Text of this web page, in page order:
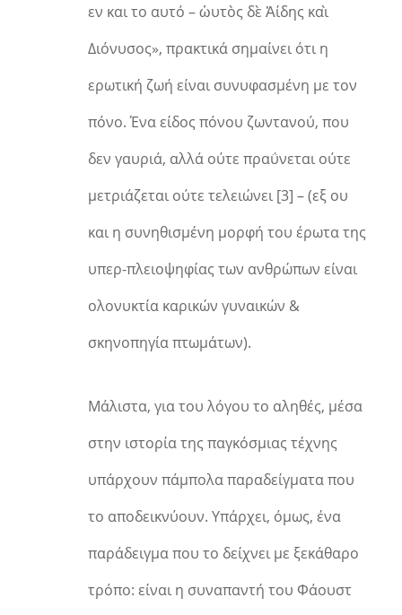
εν και το αυτό – ὡυτὸς δὲ Ἀίδης καὶ
Διόνυσος», πρακτικά σημαίνει ότι η
ερωτική ζωή είναι συνυφασμένη με τον
πόνο. Ένα είδος πόνου ζωντανού, που
δεν γαυριά, αλλά ούτε πραΰνεται ούτε
μετριάζεται ούτε τελειώνει [3] – (εξ ου
και η συνηθισμένη μορφή του έρωτα της
υπερ-πλειοψηφίας των ανθρώπων είναι
ολονυκτία καρικών γυναικών &
σκηνοπηγία πτωμάτων).
Μάλιστα, για του λόγου το αληθές, μέσα
στην ιστορία της παγκόσμιας τέχνης
υπάρχουν πάμπολα παραδείγματα που
το αποδεικνύουν. Υπάρχει, όμως, ένα
παράδειγμα που το δείχνει με ξεκάθαρο
τρόπο: είναι η συναπαντή του Φάουστ